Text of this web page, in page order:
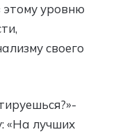
уровню
своего
«На лучших